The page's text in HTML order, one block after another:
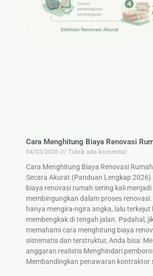
Cara Menghitung Biaya Renovasi
04/03/2026
Tidak ada komentar
Cara Menghitung Biaya Renovasi
Secara Akurat (Panduan Lengkap
biaya renovasi rumah sering kali
membingungkan dalam proses
hanya mengira-ngira angka, lalu terkejut
membengkak di tengah jalan. Padahal,
memahami cara menghitung biaya
sistematis dan terstruktur, Anda bisa:
anggaran realistis Menghindari
Membandingkan penawaran kontraktor